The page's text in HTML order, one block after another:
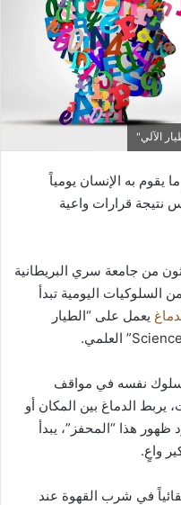
الآلي"
به الإنسان يومياً
نتيجة قرارات واعية
من جامعة سري البريطانية
ساوث كارولاينا، أن نحو 65% من السلوكيات اليومية تبدأ
يعمل على “الطيار
نفسه في مواقف
الدماغ بين المكان أو
هذا “المحفز”، يبدأ
واعٍ.
في شرب القهوة عند